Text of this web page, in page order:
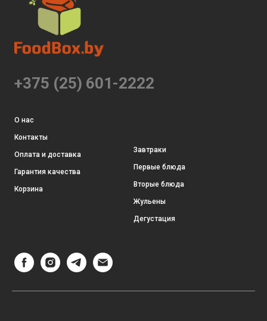
+375 (25) 601-2222
О нас
Контакты
Оплата и доставка
Гарантия качества
Корзина
Завтраки
Первые блюда
Вторые блюда
Жульены
Дегустация